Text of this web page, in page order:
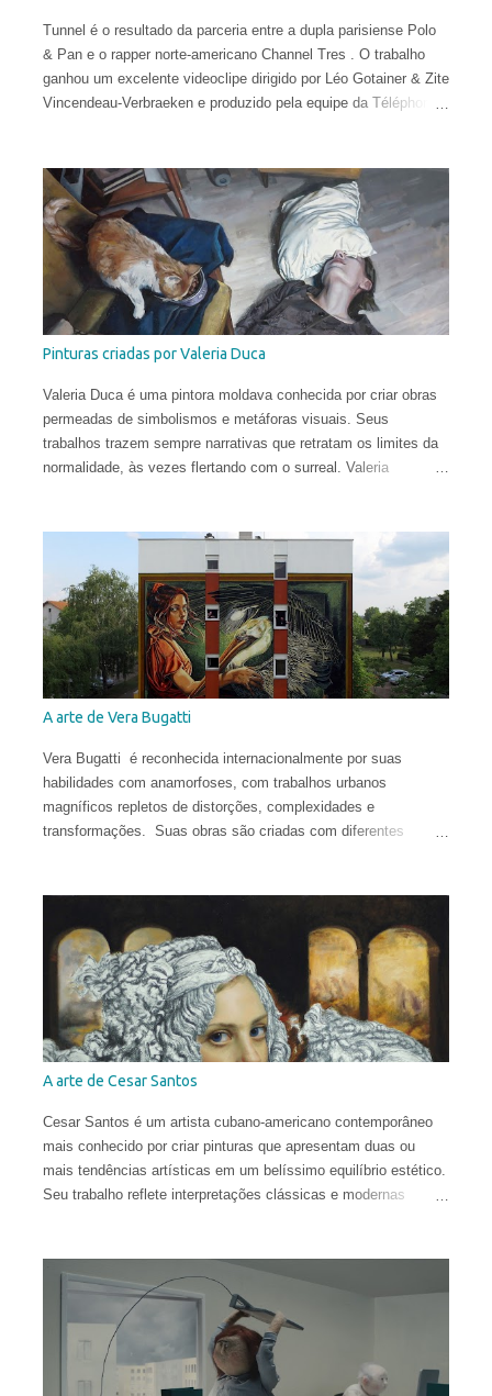
Tunnel é o resultado da parceria entre a dupla parisiense Polo
& Pan e o rapper norte-americano Channel Tres . O trabalho
ganhou um excelente videoclipe dirigido por Léo Gotainer & Zite
Vincendeau-Verbraeken e produzido pela equipe da Téléphone
Pinturas criadas por Valeria Duca
Valeria Duca é uma pintora moldava conhecida por criar obras
permeadas de simbolismos e metáforas visuais. Seus
trabalhos trazem sempre narrativas que retratam os limites da
normalidade, às vezes flertando com o surreal. Valeria
apenas 12 anos. Aos 17, mudou-se para o Reino Unido, onde
estudou História da Arte na Universidade de St Andrews.
Depois de viver e pintar profissionalmente por alguns anos em
Oslo, Noruega, recentemente ela mudou-se para Washington
DC. Suas obras circulam o planeta e integram as coleções
permanentes de vários museus do Leste Europeu.
A arte de Vera Bugatti
Vera Bugatti é reconhecida internacionalmente por suas
habilidades com anamorfoses, com trabalhos urbanos
magníficos repletos de distorções, complexidades e
transformações. Suas obras são criadas com diferentes
pesquisa em Mântua com uma tese dedicada aos tratados
heterodoxos do século XVI. Publicou ensaios sobre pesquisa
histórica e iconológica e colaborou com redações.
A arte de Cesar Santos
Cesar Santos é um artista cubano-americano contemporâneo
mais conhecido por criar pinturas que apresentam duas ou
mais tendências artísticas em um belíssimo equilíbrio estético.
Seu trabalho reflete interpretações clássicas e modernas
conceitual para criar obras que são provocantes e dramáticas.
Santos estudou no Miami Dade College, onde obteve o diploma
em 2003. Depois, frequentou a New World School of the Arts e,
pouco antes de se formar como Bacharel em Belas Artes,
abandonou o curso para estudar no exterior e ampliar sua